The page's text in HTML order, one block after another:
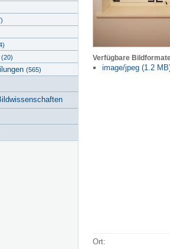
(20)
(565)
Verfügbare
image/jpeg (1.2
Ort: